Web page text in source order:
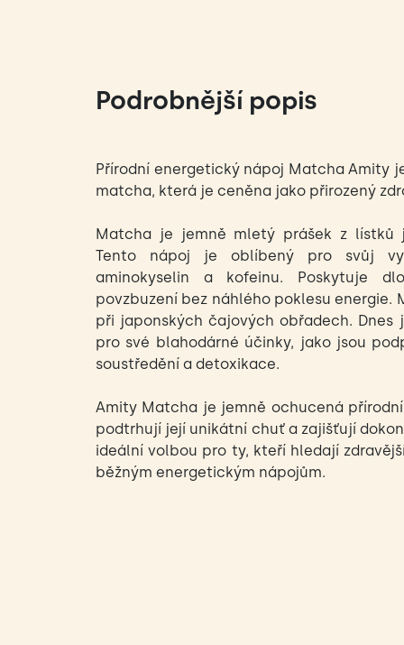
Podrobnější popis
Přírodní energetický nápoj Matcha Amity
matcha, která je ceněna jako přirozený
Matcha je jemně mletý prášek z lístků
Tento nápoj je oblíbený pro svůj
aminokyselin a kofeinu. Poskytuje
povzbuzení bez náhlého poklesu energie.
při japonských čajových obřadech.
pro své blahodárné účinky, jako jsou
soustředění a detoxikace.
Amity Matcha je jemně ochucená
podtrhují její unikátní chuť a zajišťují
ideální volbou pro ty, kteří hledají
běžným energetickým nápojům.